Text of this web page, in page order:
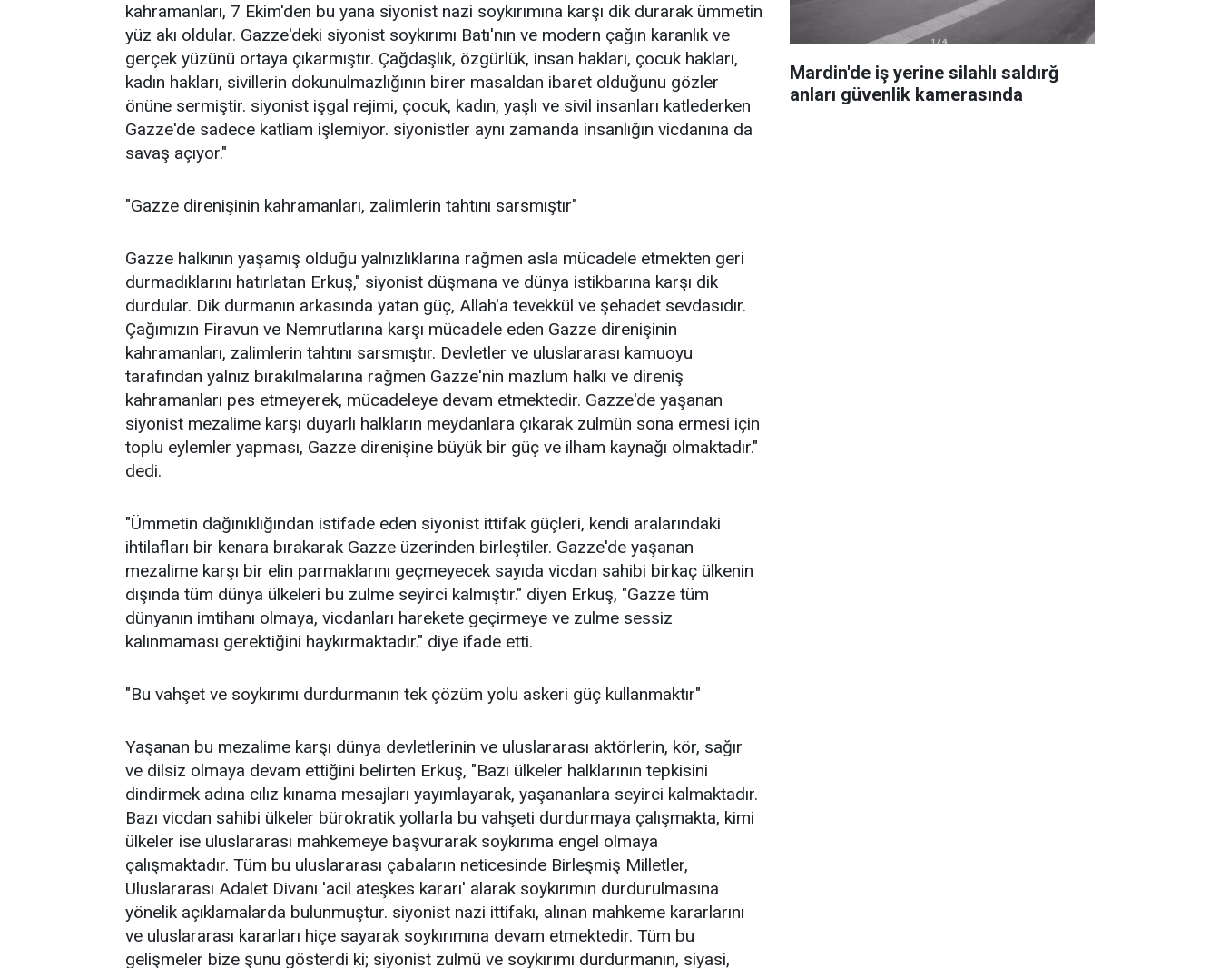
kahramanları, 7 Ekim'den bu yana siyonist nazi soykırımına karşı dik durarak ümmetin
yüz akı oldular. Gazze'deki siyonist soykırımı Batı'nın ve modern çağın karanlık ve
gerçek yüzünü ortaya çıkarmıştır. Çağdaşlık, özgürlük, insan hakları, çocuk hakları,
kadın hakları, sivillerin dokunulmazlığının birer masaldan ibaret olduğunu gözler
önüne sermiştir. siyonist işgal rejimi, çocuk, kadın, yaşlı ve sivil insanları katlederken
Gazze'de sadece katliam işlemiyor. siyonistler aynı zamanda insanlığın vicdanına da
savaş açıyor."
"Gazze direnişinin kahramanları, zalimlerin tahtını sarsmıştır"
Gazze halkının yaşamış olduğu yalnızlıklarına rağmen asla mücadele etmekten geri
durmadıklarını hatırlatan Erkuş," siyonist düşmana ve dünya istikbarına karşı dik
durdular. Dik durmanın arkasında yatan güç, Allah'a tevekkül ve şehadet sevdasıdır.
Çağımızın Firavun ve Nemrutlarına karşı mücadele eden Gazze direnişinin
kahramanları, zalimlerin tahtını sarsmıştır. Devletler ve uluslararası kamuoyu
tarafından yalnız bırakılmalarına rağmen Gazze'nin mazlum halkı ve direniş
kahramanları pes etmeyerek, mücadeleye devam etmektedir. Gazze'de yaşanan
siyonist mezalime karşı duyarlı halkların meydanlara çıkarak zulmün sona ermesi için
toplu eylemler yapması, Gazze direnişine büyük bir güç ve ilham kaynağı olmaktadır."
dedi.
"Ümmetin dağınıklığından istifade eden siyonist ittifak güçleri, kendi aralarındaki
ihtilafları bir kenara bırakarak Gazze üzerinden birleştiler. Gazze'de yaşanan
mezalime karşı bir elin parmaklarını geçmeyecek sayıda vicdan sahibi birkaç ülkenin
dışında tüm dünya ülkeleri bu zulme seyirci kalmıştır." diyen Erkuş, "Gazze tüm
dünyanın imtihanı olmaya, vicdanları harekete geçirmeye ve zulme sessiz
kalınmaması gerektiğini haykırmaktadır." diye ifade etti.
"Bu vahşet ve soykırımı durdurmanın tek çözüm yolu askeri güç kullanmaktır"
Yaşanan bu mezalime karşı dünya devletlerinin ve uluslararası aktörlerin, kör, sağır
ve dilsiz olmaya devam ettiğini belirten Erkuş, "Bazı ülkeler halklarının tepkisini
dindirmek adına cılız kınama mesajları yayımlayarak, yaşananlara seyirci kalmaktadır.
Bazı vicdan sahibi ülkeler bürokratik yollarla bu vahşeti durdurmaya çalışmakta, kimi
ülkeler ise uluslararası mahkemeye başvurarak soykırıma engel olmaya
çalışmaktadır. Tüm bu uluslararası çabaların neticesinde Birleşmiş Milletler,
Uluslararası Adalet Divanı 'acil ateşkes kararı' alarak soykırımın durdurulmasına
yönelik açıklamalarda bulunmuştur. siyonist nazi ittifakı, alınan mahkeme kararlarını
ve uluslararası kararları hiçe sayarak soykırımına devam etmektedir. Tüm bu
gelişmeler bize şunu gösterdi ki; siyonist zulmü ve soykırımı durdurmanın, siyasi,
Mardin'de iş yerine silahlı saldırğ
anları güvenlik kamerasında